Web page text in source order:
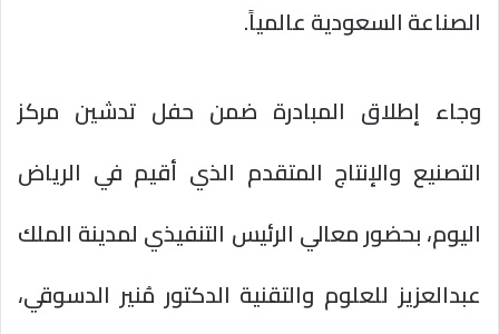
الصناعة السعودية عالمياً.
وجاء إطلاق المبادرة ضمن حفل تدشين مركز
التصنيع والإنتاج المتقدم الذي أقيم في الرياض
اليوم، بحضور معالي الرئيس التنفيذي لمدينة الملك
عبدالعزيز للعلوم والتقنية الدكتور مُنير الدسوقي،